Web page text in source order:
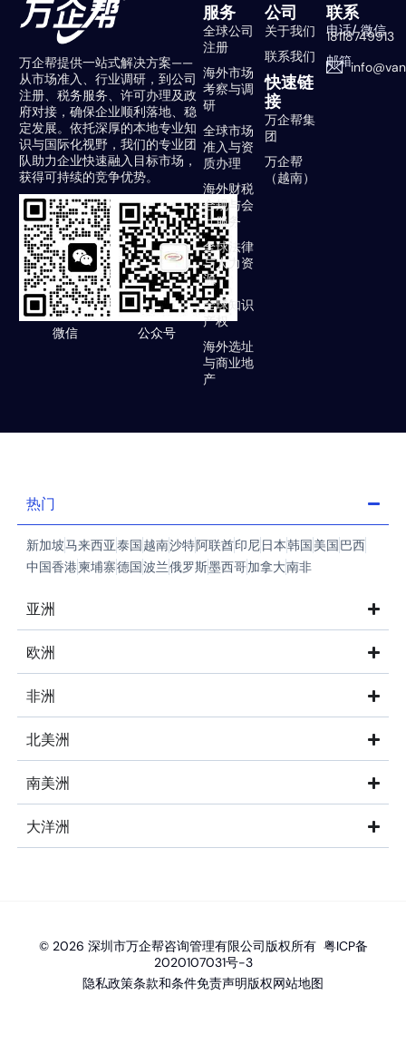
万企帮提供一站式解决方案——
从市场准入、行业调研，到公司
注册、税务服务、许可办理及政
府对接，确保企业顺利落地、稳
定发展。依托深厚的本地专业知
识与国际化视野，我们的专业团
队助力企业快速融入目标市场，
获得可持续的竞争优势。
微信 公众号
服务
全球公司
注册
海外市场
考察与调
研
全球市场
准入与资
质办理
海外财税
合规与会
计服务
全球法律
与人力资
源
全球知识
产权
海外选址
与商业地
产
公司
关于我们
联系我们
快速链
接
万企帮集
团
万企帮
（越南）
联系
电话/ 微信
18118749913
邮箱
热门
新加坡马来西亚泰国越南沙特阿联酋印尼日本韩国美国巴西
中国香港柬埔寨德国波兰俄罗斯墨西哥加拿大南非
亚洲
欧洲
非洲
北美洲
南美洲
大洋洲
© 2026 深圳市万企帮咨询管理有限公司版权所有 粤ICP备
2020107031号-3
隐私政策条款和条件免责声明版权网站地图